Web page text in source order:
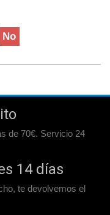
No
de 70€. Servicio 24
14 días
te devolvemos el